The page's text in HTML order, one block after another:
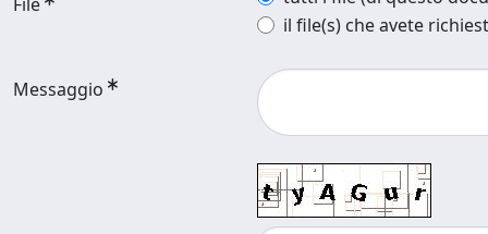
il file(s) che avete
Messaggio